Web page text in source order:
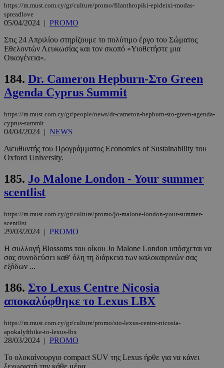
https://m.must.com.cy/gr/culture/promo/filanthropiki-epideixi-modas-
spreadlove
05/04/2024 | PROMO
Στις 24 Απριλίου στηρίζουμε το πολύτιμο έργο του Σώματος
Εθελοντών Λευκωσίας και τον σκοπό «Υιοθετήστε μια
Οικογένεια».
184. Dr. Cameron Hepburn-Στο Green
Agenda Cyprus Summit
https://m.must.com.cy/gr/people/news/dr-cameron-hepburn-sto-green-agenda-
cyprus-summit
04/04/2024 | NEWS
Διευθυντής του Προγράμματος Economics of Sustainability του
Oxford University.
185. Jo Malone London - Your summer
scentlist
https://m.must.com.cy/gr/culture/promo/jo-malone-london-your-summer-
scentlist
29/03/2024 | PROMO
Η συλλογή Blossoms του οίκου Jo Malone London υπόσχεται να
σας συνοδεύσει καθ' όλη τη διάρκεια των καλοκαιρινών σας
εξόδων ...
186. Στο Lexus Centre Nicosia
αποκαλύφθηκε το Lexus LBX
https://m.must.com.cy/gr/culture/promo/sto-lexus-centre-nicosia-
apokalyfthike-to-lexus-lbx
28/03/2024 | PROMO
Το ολοκαίνουργιο compact SUV της Lexus ήρθε για να κάνει
ξεχωριστή την κάθε μέρα.